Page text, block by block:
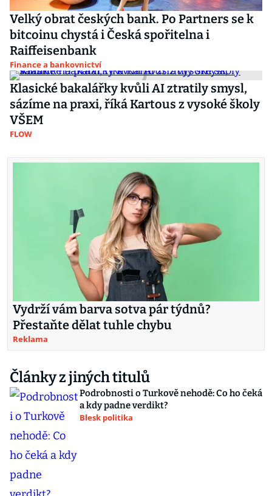
Velký obrat českých bank. Po Partners se k
bitcoinu chystá i Česká spořitelna i
Raiffeisenbank
Finance a bankovnictví
Klasické bakalářky kvůli AI ztratily smysl,
sázíme na praxi, říká Kartous z vysoké školy
VŠEM
FLOW
Vydrží vám barva sotva pár týdnů?
Přestaňte dělat tuhle chybu
Reklama
Články z jiných titulů
Podrobnosti o Turkově nehodě: Co ho čeká
a kdy padne verdikt?
Blesk politika